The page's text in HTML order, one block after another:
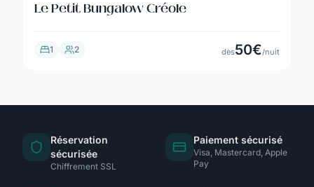
Le Petit Bungalow Créole
1 2 dès50€/nuit
Réservation
sécurisée
Chiffrement SSL
Paiement sécurisé
Visa, Mastercard, Apple
Pay